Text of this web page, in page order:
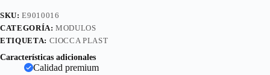
SKU:E9010016
CATEGORÍA:MODULOS
ETIQUETA: CIOCCA PLAST
Características adicionales
Calidad premium